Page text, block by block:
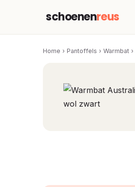
schoenenreus
Home › Pantoffels › Warmbat ›